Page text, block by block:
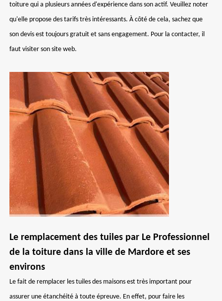
toiture qui a plusieurs années d'expérience dans son actif. Veuillez noter
qu'elle propose des tarifs très intéressants. À côté de cela, sachez que
son devis est toujours gratuit et sans engagement. Pour la contacter, il
faut visiter son site web.
Le remplacement des tuiles par Le Professionnel
de la toiture dans la ville de Mardore et ses
environs
Le fait de remplacer les tuiles des maisons est très important pour
assurer une étanchéité à toute épreuve. En effet, pour faire les